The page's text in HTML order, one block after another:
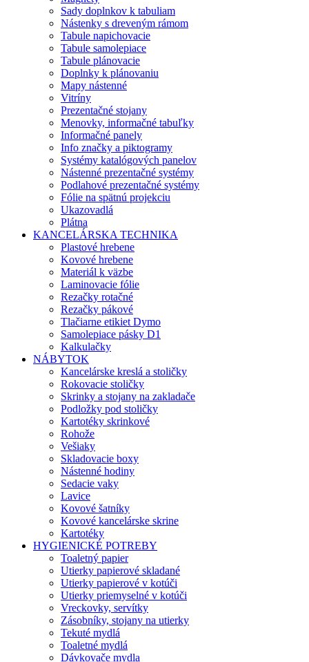
Sady doplnkov k tabuliam
Nástenky s dreveným rámom
Tabule napichovacie
Tabule samolepiace
Tabule plánovacie
Doplnky k plánovaniu
Mapy nástenné
Vitríny
Prezentačné stojany
Menovky, informačné tabuľky
Informačné panely
Info značky a piktogramy
Systémy katalógových panelov
Nástenné prezentačné systémy
Podlahové prezentačné systémy
Fólie na spätnú projekciu
Ukazovadlá
Plátna
KANCELÁRSKA TECHNIKA
Plastové hrebene
Kovové hrebene
Materiál k väzbe
Laminovacie fólie
Rezačky rotačné
Rezačky pákové
Tlačiarne etikiet Dymo
Samolepiace pásky D1
Kalkulačky
NÁBYTOK
Kancelárske kreslá a stoličky
Rokovacie stoličky
Skrinky a stojany na zakladače
Podložky pod stoličky
Kartotéky skrinkové
Rohože
Vešiaky
Skladovacie boxy
Nástenné hodiny
Sedacie vaky
Lavice
Kovové šatníky
Kovové kancelárske skrine
Kartotéky
HYGIENICKÉ POTREBY
Toaletný papier
Utierky papierové skladané
Utierky papierové v kotúči
Utierky priemyselné v kotúči
Vreckovky, servítky
Zásobníky, stojany na utierky
Tekuté mydlá
Toaletné mydlá
Dávkovače mydla